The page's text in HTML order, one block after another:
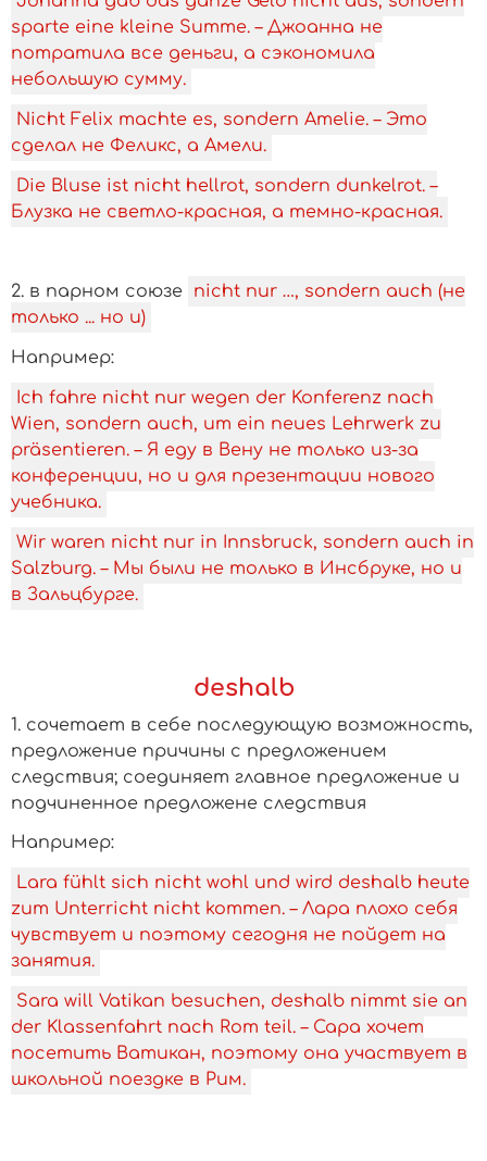
sparte eine kleine Summe. – Джоанна не
потратила все деньги, а сэкономила
небольшую сумму.
Nicht Felix machte es, sondern Amelie. – Это
сделал не Феликс, а Амели.
Die Bluse ist nicht hellrot, sondern dunkelrot. –
Блузка не светло-красная, а темно-красная.
2. в парном союзе
nicht nur …, sondern auch (не
только ... но и)
­Например:
Ich fahre nicht nur wegen der Konferenz nach
Wien, sondern auch, um ein neues Lehrwerk zu
präsentieren. – Я еду в Вену не только из-за
конференции, но и для презентации нового
учебника.
Wir waren nicht nur in Innsbruck, sondern auch in
Salzburg. – Мы были не только в Инсбруке, но и
в Зальцбурге.
deshalb
1. сочетает в себе последующую возможность,
предложение причины с предложением
следствия; соединяет главное предложение и
подчиненное предложене следствия
­Например:
Lara fühlt sich nicht wohl und wird deshalb heute
zum Unterricht nicht kommen. – Лара плохо себя
чувствует и поэтому сегодня не пойдет на
занятия.
Sara will Vatikan besuchen, deshalb nimmt sie an
der Klassenfahrt nach Rom teil. – Сара хочет
посетить Ватикан, поэтому она участвует в
школьной поездке в Рим.